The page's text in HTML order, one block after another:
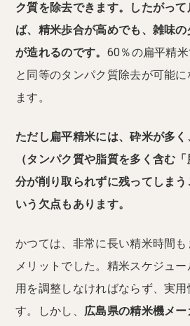
ク質を除去できます。したがっ
ば、精米歩合が高めでも、雑味
が造れるのです。 60％の扁平精
と同等のタンパク質除去が可能
ます。
ただし扁平精米には、砕米が多
（タンパク質や脂質を多く含む
分が削り取られずに残ってしま
いう欠点もあります。
かつては、非常に長い精米時間
メリットでした。精米スケジュ
用を調整しなければならず、実
す。しかし、 広島県の精米機メ